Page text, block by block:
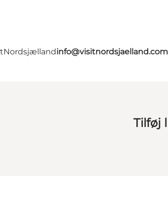
info@visitnordsjaelland.com
Tilføj